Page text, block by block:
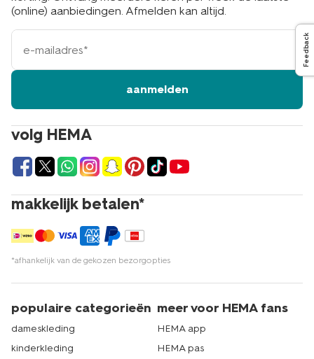
volg HEMA
makkelijk betalen*
*afhankelijk van de gekozen bezorgopties
(online) aanbiedingen. Afmelden kan altijd.
e-
mailadres
aanmelden
populaire categorieën
dameskleding
kinderkleding
meer voor HEMA fans
HEMA app
HEMA pas
Feedback